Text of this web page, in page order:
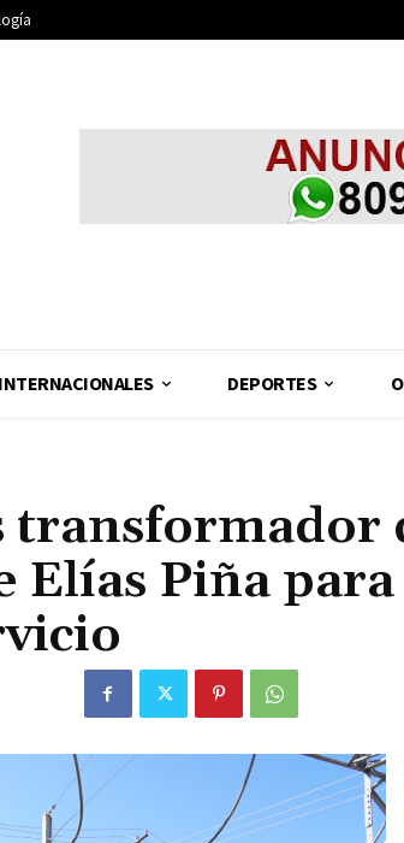
INTERNACIONALES DEPORTES
transformador
Elías Piña para